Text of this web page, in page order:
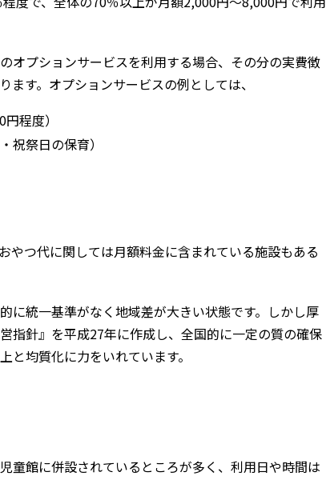
オプションサービスを利用する場合、その分の実費徴
ます。オプションサービスの例としては、
程度）
祝祭日の保育）
やつ代に関しては月額料金に含まれている施設もある
に統一基準がなく地域差が大きい状態です。しかし厚
指針』を平成27年に作成し、全国的に一定の質の確保
と均質化に力をいれています。
童館に併設されているところが多く、利用日や時間は